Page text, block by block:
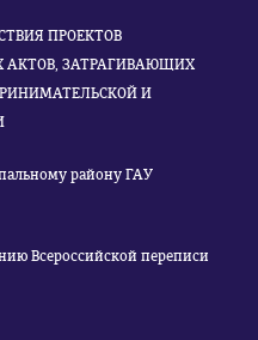
ПРОЕКТОВ
ЗАТРАГИВАЮЩИХ
И
району ГАУ